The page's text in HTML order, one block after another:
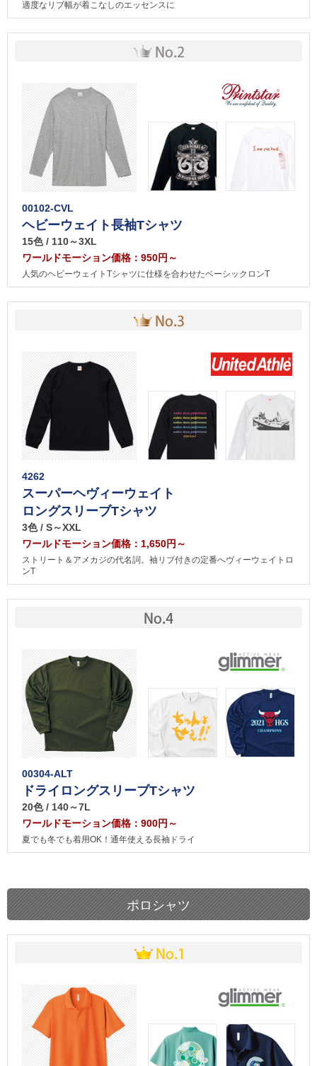
適度なリブ幅が着こなしのエッセンスに
00102-CVL
ヘビーウェイト長袖Tシャツ
15色 / 110～3XL
ワールドモーション価格：950円～
人気のヘビーウェイトTシャツに仕様を合わせたベーシックロンT
4262
スーパーヘヴィーウェイト
ロングスリーブTシャツ
3色 / S～XXL
ワールドモーション価格：1,650円～
ストリート＆アメカジの代名詞。袖リブ付きの定番へヴィーウェイトロ
ンT
00304-ALT
ドライロングスリーブTシャツ
20色 / 140～7L
ワールドモーション価格：900円～
夏でも冬でも着用OK！通年使える長袖ドライ
ポロシャツ